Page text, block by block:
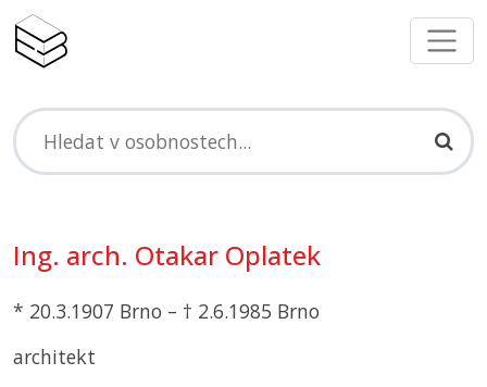
Ing. arch. Otakar Oplatek
* 20.3.1907 Brno – † 2.6.1985 Brno
architekt